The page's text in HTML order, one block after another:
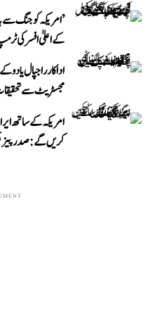
’امریکہ کو جنگ سے
کے اعلیٰ افسر کی
اداکار راجپال
مجسٹریٹ سے
امریکہ کے ساتھ
کریں گے: صدر